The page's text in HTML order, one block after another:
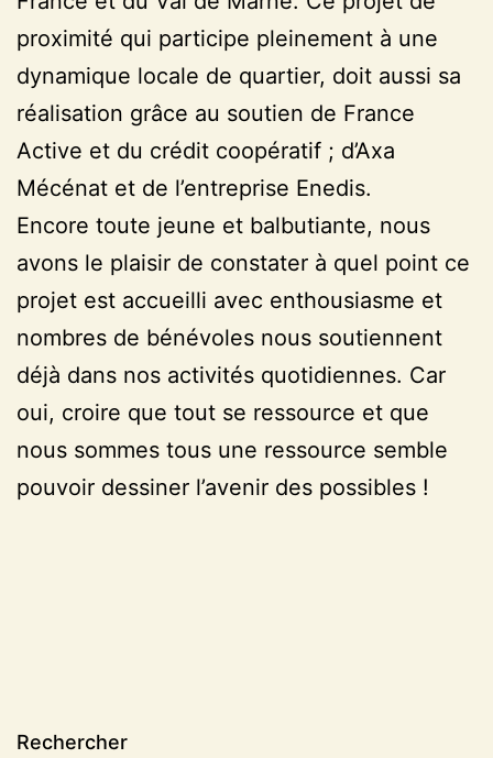
proximité qui participe pleinement à une
dynamique locale de quartier, doit aussi sa
réalisation grâce au soutien de France
Active et du crédit coopératif ; d’Axa
Mécénat et de l’entreprise Enedis.
Encore toute jeune et balbutiante, nous
avons le plaisir de constater à quel point ce
projet est accueilli avec enthousiasme et
nombres de bénévoles nous soutiennent
déjà dans nos activités quotidiennes. Car
oui, croire que tout se ressource et que
nous sommes tous une ressource semble
pouvoir dessiner l’avenir des possibles !
Rechercher